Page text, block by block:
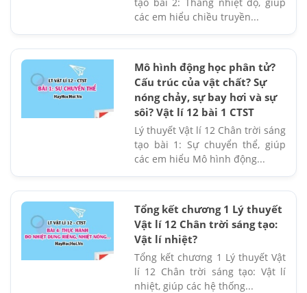
các em hiểu chiều truyền...
Mô hình động học phân tử?
Cấu trúc của vật chất? Sự
nóng chảy, sự bay hơi và sự
sôi? Vật lí 12 bài 1 CTST
Lý thuyết Vật lí 12 Chân trời sáng
tạo bài 1: Sự chuyển thể, giúp
các em hiểu Mô hình động...
Tổng kết chương 1 Lý thuyết
Vật lí 12 Chân trời sáng tạo:
Vật lí nhiệt?
Tổng kết chương 1 Lý thuyết Vật
lí 12 Chân trời sáng tạo: Vật lí
nhiệt, giúp các hệ thống...